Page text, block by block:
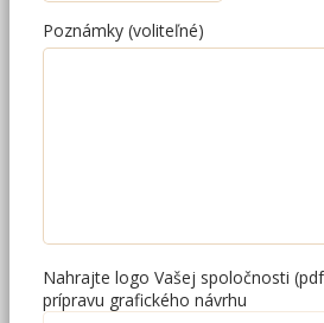
Poznámky (voliteľné)
Nahrajte logo Vašej spoločnosti
prípravu grafického návrhu